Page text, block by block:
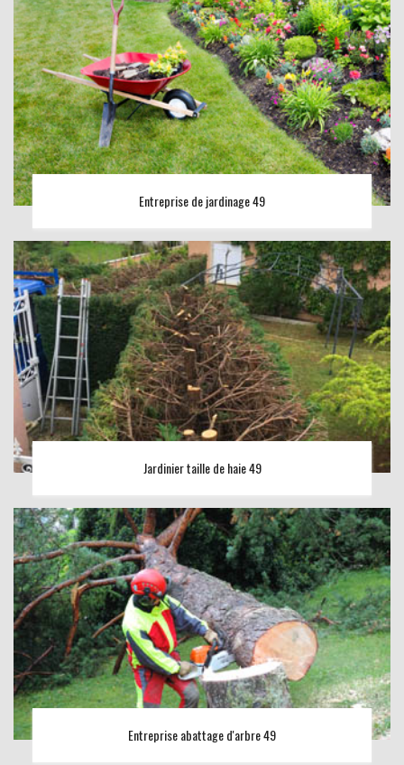
Entreprise de jardinage 49
Jardinier taille de haie 49
Entreprise abattage d'arbre 49